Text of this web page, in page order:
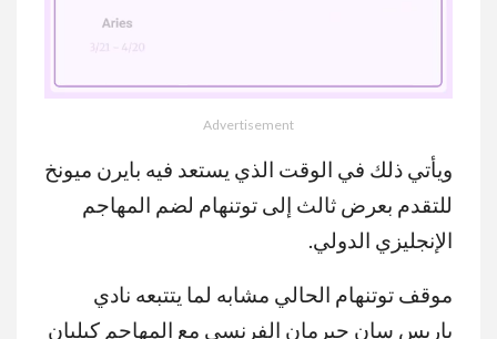
MUTE
Advertisement
ويأتي ذلك في الوقت الذي يستعد فيه بايرن ميونخ
للتقدم بعرض ثالث إلى توتنهام لضم المهاجم
الإنجليزي الدولي.
موقف توتنهام الحالي مشابه لما يتتبعه نادي
باريس سان جيرمان الفرنسي مع المهاجم كيليان